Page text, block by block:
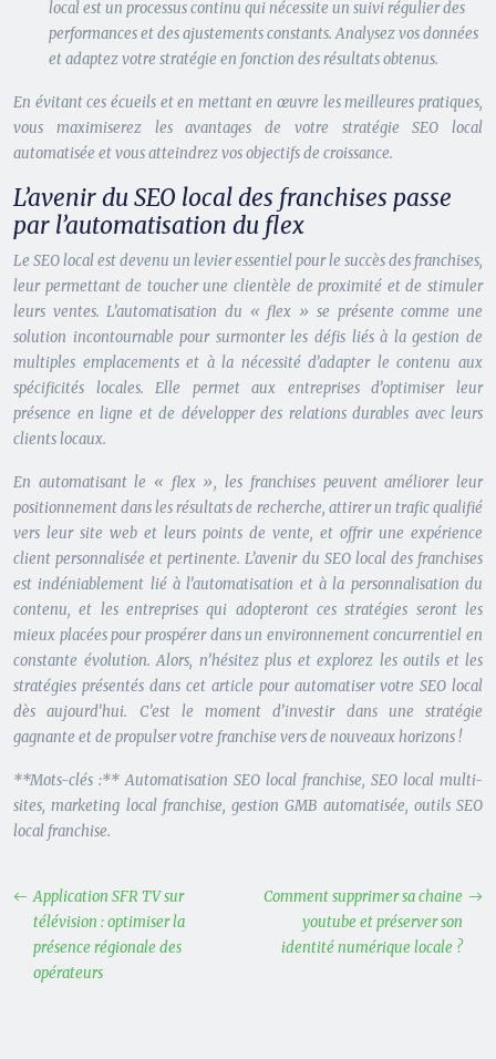
local est un processus continu qui nécessite un suivi régulier des
performances et des ajustements constants. Analysez vos données
et adaptez votre stratégie en fonction des résultats obtenus.
En évitant ces écueils et en mettant en œuvre les meilleures pratiques,
vous maximiserez les avantages de votre stratégie SEO local
automatisée et vous atteindrez vos objectifs de croissance.
L’avenir du SEO local des franchises passe
par l’automatisation du flex
Le SEO local est devenu un levier essentiel pour le succès des franchises,
leur permettant de toucher une clientèle de proximité et de stimuler
leurs ventes. L’automatisation du « flex » se présente comme une
solution incontournable pour surmonter les défis liés à la gestion de
multiples emplacements et à la nécessité d’adapter le contenu aux
spécificités locales. Elle permet aux entreprises d’optimiser leur
présence en ligne et de développer des relations durables avec leurs
clients locaux.
En automatisant le « flex », les franchises peuvent améliorer leur
positionnement dans les résultats de recherche, attirer un trafic qualifié
vers leur site web et leurs points de vente, et offrir une expérience
client personnalisée et pertinente. L’avenir du SEO local des franchises
est indéniablement lié à l’automatisation et à la personnalisation du
contenu, et les entreprises qui adopteront ces stratégies seront les
mieux placées pour prospérer dans un environnement concurrentiel en
constante évolution. Alors, n’hésitez plus et explorez les outils et les
stratégies présentés dans cet article pour automatiser votre SEO local
dès aujourd’hui. C’est le moment d’investir dans une stratégie
gagnante et de propulser votre franchise vers de nouveaux horizons !
**Mots-clés :** Automatisation SEO local franchise, SEO local multi-
sites, marketing local franchise, gestion GMB automatisée, outils SEO
local franchise.
Application SFR TV sur
télévision : optimiser la
présence régionale des
opérateurs
Comment supprimer sa chaine
youtube et préserver son
identité numérique locale ?